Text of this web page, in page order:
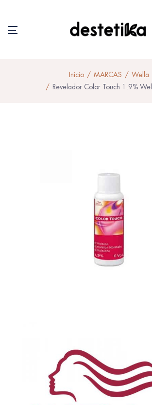
Inicio MARCAS
Wella
Revelador Color Touch 1.9%